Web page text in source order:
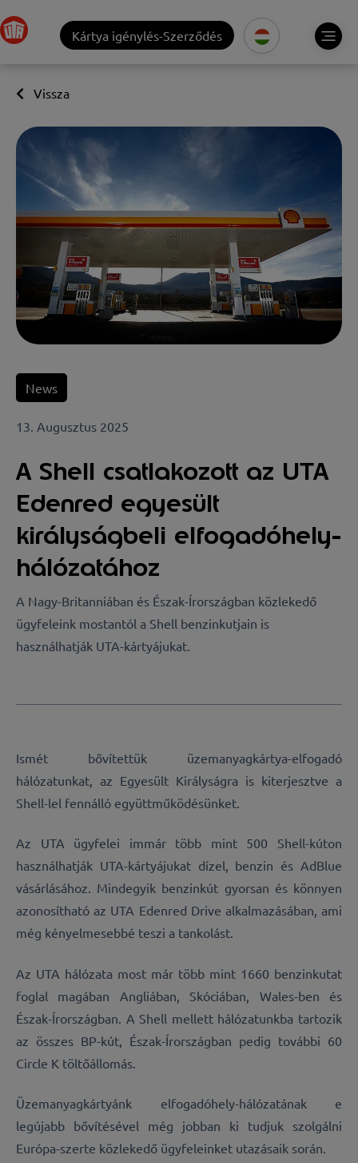
Kártya igénylés-Szerződés
Vissza
News
13. Augusztus 2025
A Shell csatlakozott az UTA
Edenred egyesült
királyságbeli elfogadóhely-
hálózatához
A Nagy-Britanniában és Észak-Írországban közlekedő
ügyfeleink mostantól a Shell benzinkutjain is
használhatják UTA-kártyájukat.
Ismét bővítettük üzemanyagkártya-elfogadó
hálózatunkat, az Egyesült Királyságra is kiterjesztve a
Shell-lel fennálló együttműködésünket.
Az UTA ügyfelei immár több mint 500 Shell-kúton
használhatják UTA-kártyájukat dízel, benzin és AdBlue
vásárlásához. Mindegyik benzinkút gyorsan és könnyen
azonosítható az UTA Edenred Drive alkalmazásában, ami
még kényelmesebbé teszi a tankolást.
Az UTA hálózata most már több mint 1660 benzinkutat
foglal magában Angliában, Skóciában, Wales-ben és
Észak-Írországban. A Shell mellett hálózatunkba tartozik
az összes BP-kút, Észak-Írországban pedig további 60
Circle K töltőállomás.
Üzemanyagkártyánk elfogadóhely-hálózatának e
legújabb bővítésével még jobban ki tudjuk szolgálni
Európa-szerte közlekedő ügyfeleinket utazásaik során.